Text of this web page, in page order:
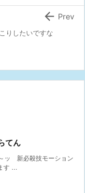
りしたいですな
 Prev
てん
ッ 新必殺技モーション
す ...